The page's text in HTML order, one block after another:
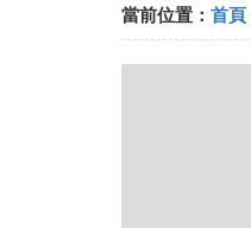
當前位置： 首頁